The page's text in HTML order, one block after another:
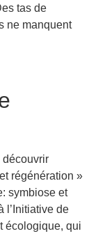
tas de
ne manquent
découvrir
régénération »
symbiose et
l’Initiative de
écologique, qui